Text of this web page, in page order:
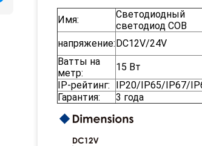
Имя:
Светодиодный
светодиод COB
напряжение:DC12V/24V
Ватты на
метр:
15 Вт
IP-рейтинг:
IP20/IP65/IP67/
Гарантия:
3 года